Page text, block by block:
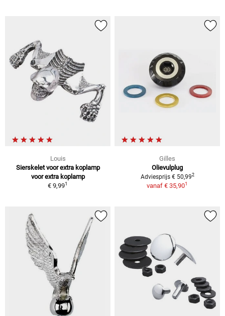
Louis
Sierskelet voor extra koplamp
voor extra koplamp
€ 9,991
Gilles
Olievulplug
Adviesprijs € 50,992
vanaf € 35,901